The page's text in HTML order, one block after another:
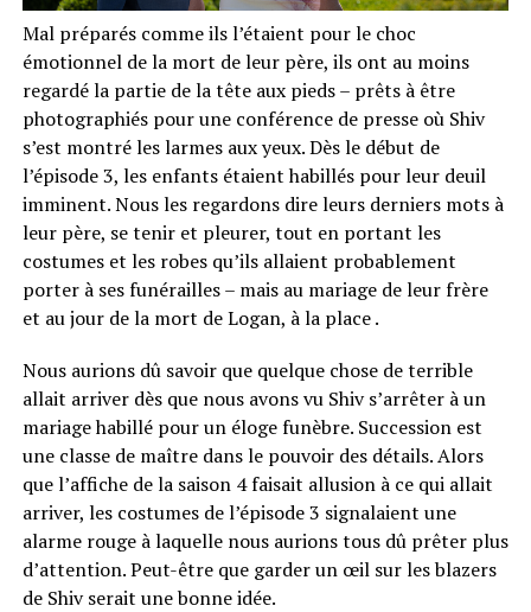
Mal préparés comme ils l’étaient pour le choc
émotionnel de la mort de leur père, ils ont au moins
regardé la partie de la tête aux pieds – prêts à être
photographiés pour une conférence de presse où Shiv
s’est montré les larmes aux yeux. Dès le début de
l’épisode 3, les enfants étaient habillés pour leur deuil
imminent. Nous les regardons dire leurs derniers mots à
leur père, se tenir et pleurer, tout en portant les
costumes et les robes qu’ils allaient probablement
porter à ses funérailles – mais au mariage de leur frère
et au jour de la mort de Logan, à la place .
Nous aurions dû savoir que quelque chose de terrible
allait arriver dès que nous avons vu Shiv s’arrêter à un
mariage habillé pour un éloge funèbre. Succession est
une classe de maître dans le pouvoir des détails. Alors
que l’affiche de la saison 4 faisait allusion à ce qui allait
arriver, les costumes de l’épisode 3 signalaient une
alarme rouge à laquelle nous aurions tous dû prêter plus
d’attention. Peut-être que garder un œil sur les blazers
de Shiv serait une bonne idée.